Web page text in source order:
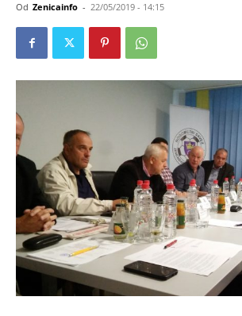
Od Zenicainfo - 22/05/2019 - 14:15